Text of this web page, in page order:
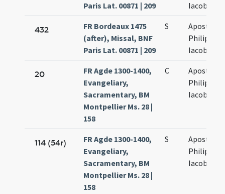
Paris Lat. 00871 | 209
Iacobi
432
FR Bordeaux 1475
(after), Missal, BNF
Paris Lat. 00871 | 209
S
Philippi et
Iacobi
20
FR Agde 1300-1400,
Evangeliary,
Sacramentary, BM
Montpellier Ms. 28 |
158
C
Philippi et
Iacobi
114 (54r)
FR Agde 1300-1400,
Evangeliary,
Sacramentary, BM
Montpellier Ms. 28 |
158
S
Philippi et
Iacobi